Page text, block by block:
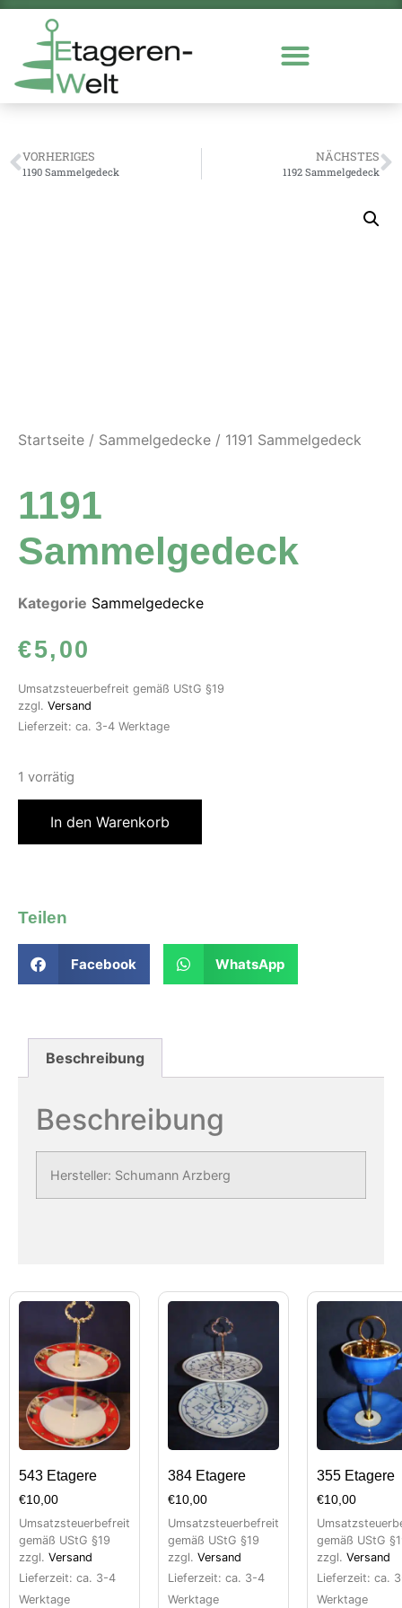
VORHERIGES
1190 Sammelgedeck
NÄCHSTES
1192 Sammelgedeck
Startseite / Sammelgedecke / 1191 Sammelgedeck
1191
Sammelgedeck
Kategorie Sammelgedecke
€5,00
Umsatzsteuerbefreit gemäß UStG §19
zzgl. Versand
Lieferzeit: ca. 3-4 Werktage
1 vorrätig
In den Warenkorb
Teilen
Facebook WhatsApp
Beschreibung
Beschreibung
Hersteller: Schumann Arzberg
543 Etagere
€10,00
Umsatzsteuerbefreit
gemäß UStG §19
zzgl. Versand
Lieferzeit: ca. 3-4
Werktage
384 Etagere
€10,00
Umsatzsteuerbefreit
gemäß UStG §19
zzgl. Versand
Lieferzeit: ca. 3-4
Werktage
355 Etagere
€10,00
gemäß UStG
zzgl. Versand
Lieferzeit: ca.
Werktage